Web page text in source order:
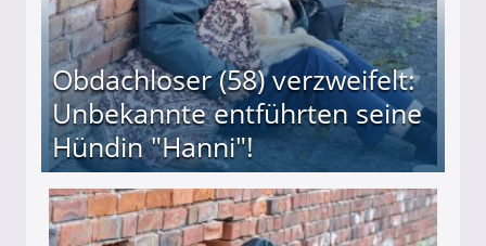
Obdachloser (58) verzweifelt:
Unbekannte entführten seine
Hündin "Hanni"!
entführten seine Hündin "Hanni"!